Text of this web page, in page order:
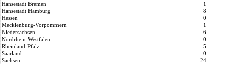
Hansestadt Bremen
1
Hansestadt Hamburg
8
Hessen
0
Mecklenburg-Vorpommern
1
Niedersachsen
6
Nordrhein-Westfalen
0
Rheinland-Pfalz
5
Saarland
0
Sachsen
24